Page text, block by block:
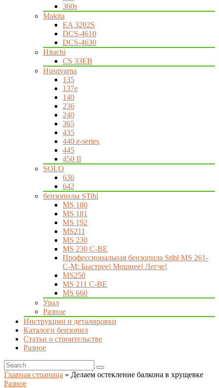
360s
Makita
EA 3202S
DCS-4610
DCS-4630
Hitachi
CS 33EB
Husqvarna
135
137e
140
236
240
365
435
440 e-series
445
450 II
SOLO
636
642
бензопилы STihl
MS 180
MS 181
MS 192
MS211
MS 230
MS 230 C-BE
Профессиональная бензопила Stihl MS 261-
C-M: Быстрее! Мощнее! Легче!
MS250
MS 211 C-BE
MS 660
Урал
Разное
Инструкции и деталировки
Каталоги бензопил
Статьи о строительстве
Разное
Главная страница » Делаем остекление балкона в хрущевке
Разное